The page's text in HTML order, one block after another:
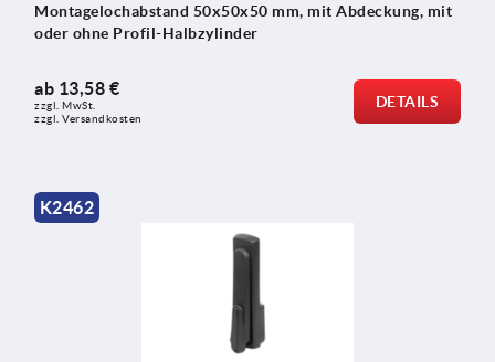
Montagelochabstand 50x50x50 mm, mit Abdeckung, mit
oder ohne Profil-Halbzylinder
ab 13,58 €
zzgl. MwSt.
zzgl. Versandkosten
DETAILS
K2462